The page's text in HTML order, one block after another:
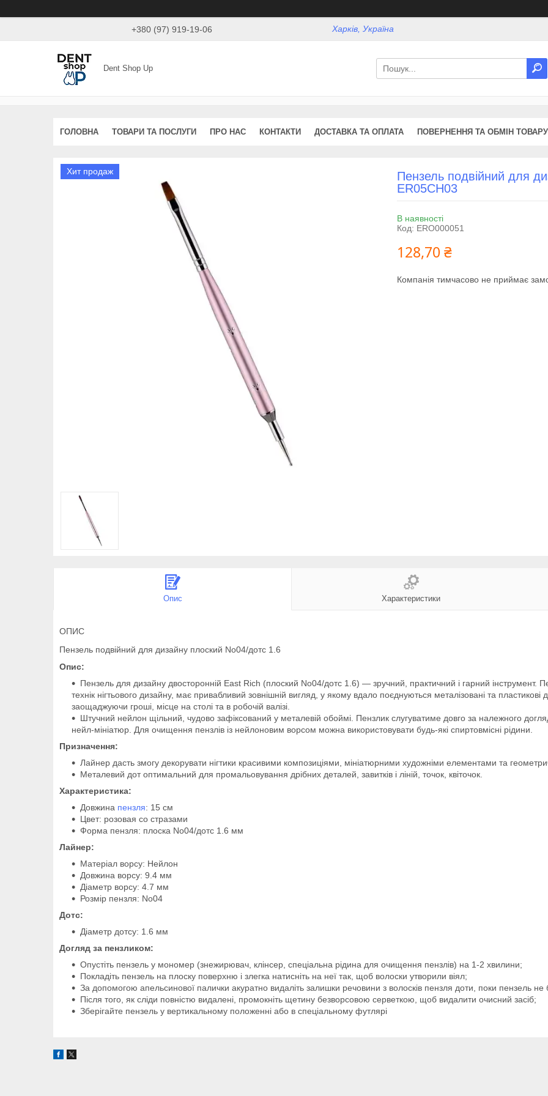
+380 (97) 919-19-06 Харків, Україна
Dent Shop Up
ГОЛОВНА ТОВАРИ ТА ПОСЛУГИ ПРО НАС КОНТАКТИ ДОСТАВКА ТА ОПЛАТА ПОВЕРНЕННЯ ТА ОБМІН ТОВАРУ
Хит продаж
Пензель подвійний для
ER05CH03
В наявності
Код: ERO000051
128,70 ₴
Компанія тимчасово не приймає
Опис Характеристики
ОПИС
Пензель подвійний для дизайну плоский No04/дотс 1.6
Опис:
Пензель для дизайну двосторонній East Rich (плоский No04/дотс 1.6) — зручний, практичний і гарний інструмент.
технік нігтьового дизайну, має привабливий зовнішній вигляд, у якому вдало поєднуються металізовані та пластикові
заощаджуючи гроші, місце на столі та в робочій валізі.
Штучний нейлон щільний, чудово зафіксований у металевій обоймі. Пензлик слугуватиме довго за належного
нейл-мініатюр. Для очищення пензлів із нейлоновим ворсом можна використовувати будь-які спиртовмісні рідини.
Призначення:
Лайнер дасть змогу декорувати нігтики красивими композиціями, мініатюрними художніми елементами та
Металевий дот оптимальний для промальовування дрібних деталей, завитків і ліній, точок, квіточок.
Характеристика:
Довжина пензля: 15 cм
Цвет: розовая со стразами
Форма пензля: плоска No04/дотс 1.6 мм
Лайнер:
Матеріал ворсу: Нейлон
Довжина ворсу: 9.4 мм
Діаметр ворсу: 4.7 мм
Розмір пензля: No04
Дотс:
Діаметр дотсу: 1.6 мм
Догляд за пензликом:
Опустіть пензель у мономер (знежирювач, клінсер, спеціальна рідина для очищення пензлів) на 1-2 хвилини;
Покладіть пензель на плоску поверхню і злегка натисніть на неї так, щоб волоски утворили віял;
За допомогою апельсинової палички акуратно видаліть залишки речовини з волосків пензля доти, поки пензель
Після того, як сліди повністю видалені, промокніть щетину безворсовою серветкою, щоб видалити очисний засіб;
Зберігайте пензель у вертикальному положенні або в спеціальному футлярі